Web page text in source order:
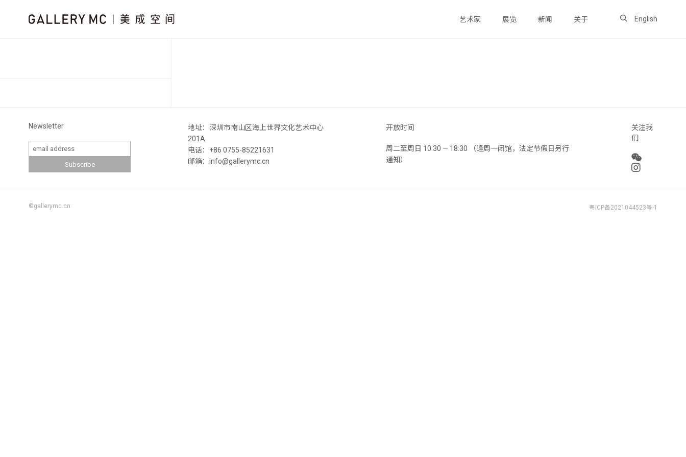
艺术家 展览 新闻 关于 English
Newsletter
地址：深圳市南山区海上世界文化艺术中心
201A
电话：+86 0755-85221631
邮箱：info@gallerymc.cn
开放时间
周二至周日 10:30 — 18:30 （逢周一闭馆，法定节假日另行
通知）
关注我
们
©gallerymc.cn 粤ICP备2021044523号-1